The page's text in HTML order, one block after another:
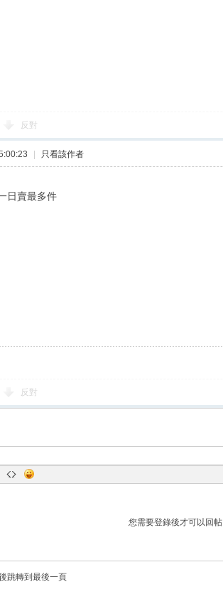
反對
只看該作者
日賣最多件
反對
您需要登錄後才可以回帖
跳轉到最後一頁